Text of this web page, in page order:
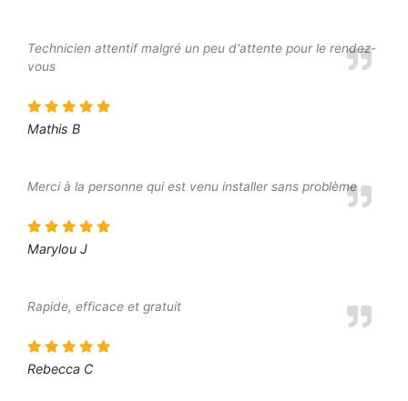
Technicien attentif malgré un peu d'attente pour le rendez-
vous
Mathis B
Merci à la personne qui est venu installer sans problème
Marylou J
Rapide, efficace et gratuit
Rebecca C